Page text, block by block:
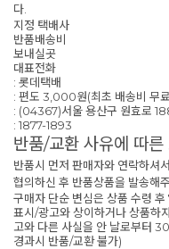
다.
지정 택배사
반품배송비
보내실곳
대표전화
: 롯데택배
: 편도 3,000원(최초 배송비 무
: (04367)서울 용산구 원효로
: 1877-1893
반품/교환 사유에 따
반품시 먼저 판매자와 연락하셔
협의하신 후 반품상품을 발송해
구매자 단순 변심은 상품 수령
표시/광고와 상이하거나 상품하
고와 다른 사실을 안 날로부터
경과시 반품/교환 불가)